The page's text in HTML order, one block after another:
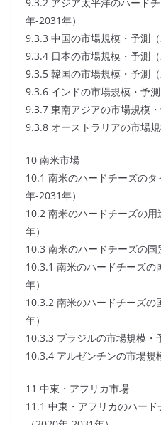
年-2031年）
9.3.3 中国の市場規模・予測（
9.3.4 日本の市場規模・予測（
9.3.5 韓国の市場規模・予測（
9.3.6 インドの市場規模・予
9.3.7 東南アジアの市場規模
9.3.8 オーストラリアの市場
10 南米市場
10.1 南米のハードチーズの
年-2031年）
10.2 南米のハードチーズの
年）
10.3 南米のハードチーズの国
10.3.1 南米のハードチーズの
年）
10.3.2 南米のハードチーズの
年）
10.3.3 ブラジルの市場規模・
10.3.4 アルゼンチンの市場規
11 中東・アフリカ市場
11.1 中東・アフリカのハー